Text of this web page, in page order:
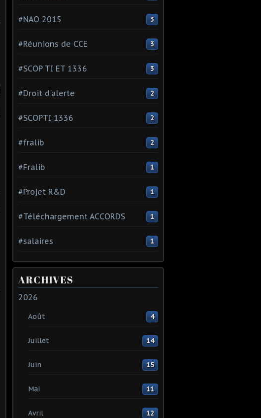
#NAO 2015 3
#Réunions de CCE 3
#SCOP TI ET 1336 3
#Droit d'alerte 2
#SCOPTI 1336 2
#fralib 2
#Fralib 1
#Projet R&D 1
#Téléchargement ACCORDS 1
#salaires 1
ARCHIVES
2026
Août 4
Juillet 14
Juin 15
Mai 11
Avril 12